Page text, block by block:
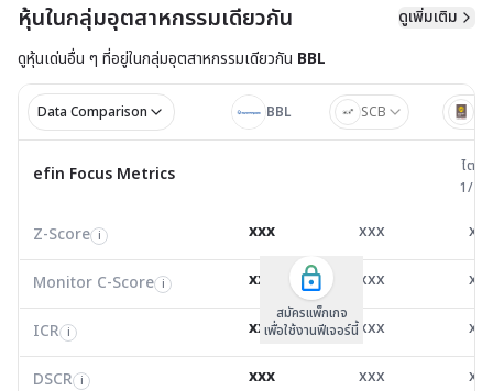
หุ้นในกลุ่มอุตสาหกรรมเดียวกัน
ดูเพิ่มเติม
ดูหุ้นเด่นอื่น ๆ ที่อยู่ในกลุ่มอุตสาหกรรมเดียวกัน BBL
Data Comparison BBL SCB
efin Focus Metrics ไตรมาส
Z-Score i 0.00 0.00
Monitor C-Score
0.00 0.00
ICR i 0.00 0.00
DSCR
efin Focus Metrics
ไตรม
1/
Z-Score i
Monitor C-Score i
ICR i
DSCR i
สมัครแพ็คเกจ B
เพื่อใช้งานฟีเจอร์นี้
EV/EBITDA
FCF Yield i
FCF/Net Income
Net Debt/EBITDA
สมัครแพ็คเกจ B
เพื่อใช้งานฟีเจอร์นี้
Z-Score i xxx xxx
Monitor C-Score i xxx xxx
ICR i xxx xxx
DSCR i xxx xxx
สมัครแพ็กเกจ
เพื่อใช้งานฟีเจอร์นี้